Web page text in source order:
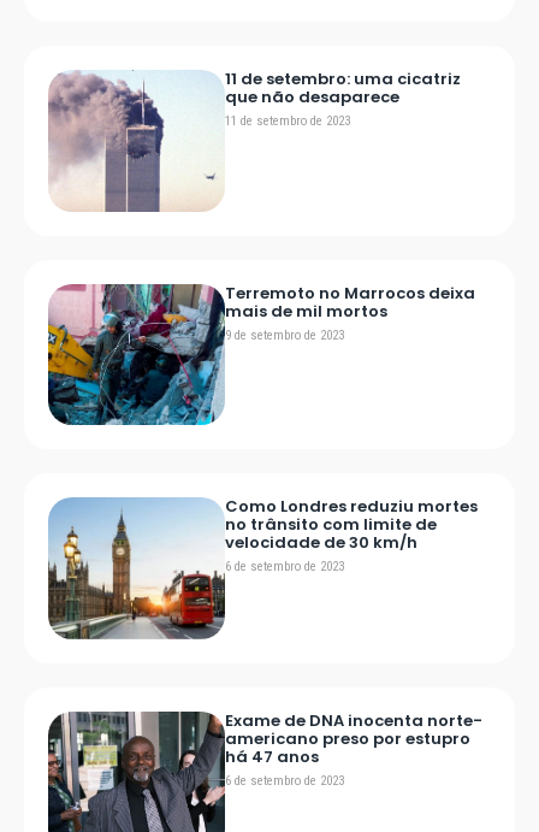
11 de setembro: uma cicatriz
que não desaparece
11 de setembro de 2023
Terremoto no Marrocos deixa
mais de mil mortos
9 de setembro de 2023
Como Londres reduziu mortes
no trânsito com limite de
velocidade de 30 km/h
6 de setembro de 2023
Exame de DNA inocenta norte-
americano preso por estupro
há 47 anos
6 de setembro de 2023